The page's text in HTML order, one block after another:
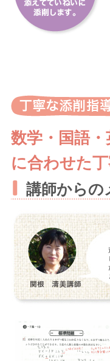
数学・国語
に合わせた
講師からの